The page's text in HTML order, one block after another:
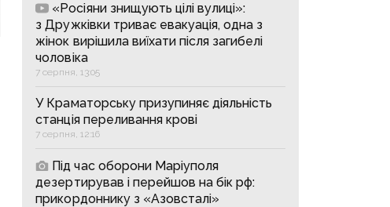
«Росіяни знищують цілі вулиці»:
з Дружківки триває евакуація, одна з
жінок вирішила виїхати після загибелі
чоловіка
7 серпня, 13:05
У Краматорську призупиняє діяльність
станція переливання крові
7 серпня, 12:16
Під час оборони Маріуполя
дезертирував і перейшов на бік рф:
прикордоннику з «Азовсталі»